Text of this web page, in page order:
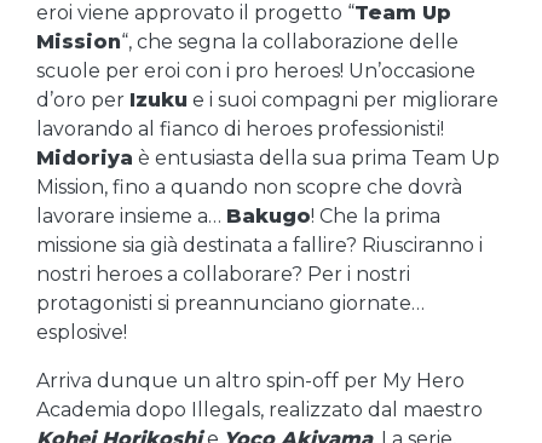
eroi viene approvato il progetto “Team Up
Mission“, che segna la collaborazione delle
scuole per eroi con i pro heroes! Un’occasione
d’oro per Izuku e i suoi compagni per migliorare
lavorando al fianco di heroes professionisti!
Midoriya è entusiasta della sua prima Team Up
Mission, fino a quando non scopre che dovrà
lavorare insieme a… Bakugo! Che la prima
missione sia già destinata a fallire? Riusciranno i
nostri heroes a collaborare? Per i nostri
protagonisti si preannunciano giornate…
esplosive!
Arriva dunque un altro spin-off per My Hero
Academia dopo Illegals, realizzato dal maestro